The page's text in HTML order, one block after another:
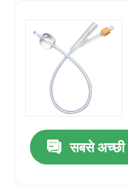
सबसे अच्छी